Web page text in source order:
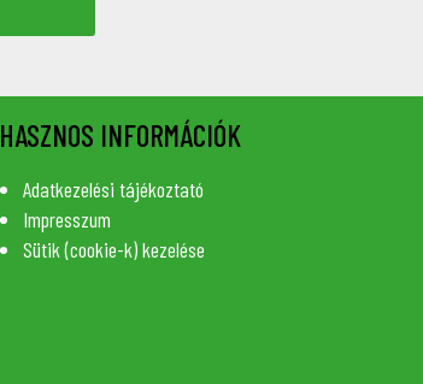
HASZNOS INFORMÁCIÓK
Adatkezelési tájékoztató
Impresszum
Sütik (cookie-k) kezelése